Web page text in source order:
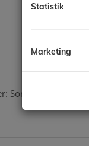
Statistik
Marketing